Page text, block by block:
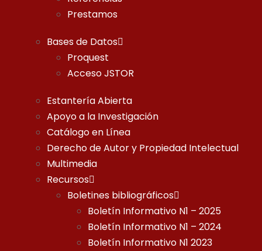
Prestamos
Bases de Datos
Proquest
Acceso JSTOR
Estantería Abierta
Apoyo a la Investigación
Catálogo en Línea
Derecho de Autor y Propiedad Intelectual
Multimedia
Recursos
Boletines bibliográficos
Boletín Informativo N1 – 2025
Boletín Informativo N1 – 2024
Boletín Informativo N1 2023